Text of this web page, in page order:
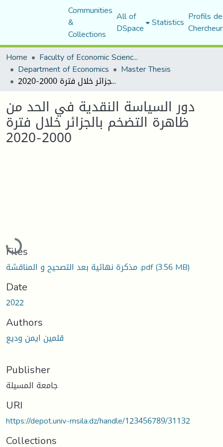
Communities
&
Collections
All of
DSpace Statistics Profils
Home
Faculty of Economic Sciences, Commerce and Management Sciences
Department of Economics Master Thesis
دور السياسة النقدية في الحد من ظاهرة التضخم بالجزائر خلال فترة 2000-2020
دور السياسة النقدية في الحد من
ظاهرة التضخم بالجزائر خلال فترة
2000-2020
Loading...
Files
مذكرة نهائية بعد التصحيح و المناقشة .pdf(3.56 MB)
Date
2022
Authors
قلمين ايمن وديع
Publisher
جامعة المسيلة
URI
https://depot.univ-msila.dz/handle/123456789/31132
Collections